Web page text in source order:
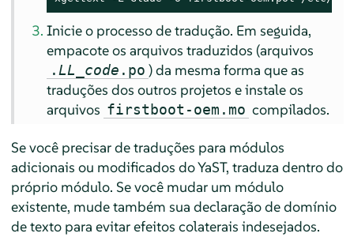
Inicie o processo de tradução. Em seguida,
empacote os arquivos traduzidos (arquivos
. LL_code .po ) da mesma forma que as
traduções dos outros projetos e instale os
arquivos firstboot-oem.mo compilados.
Se você precisar de traduções para módulos
adicionais ou modificados do YaST, traduza dentro do
próprio módulo. Se você mudar um módulo
existente, mude também sua declaração de domínio
de texto para evitar efeitos colaterais indesejados.